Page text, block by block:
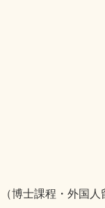
博士課程・外国人